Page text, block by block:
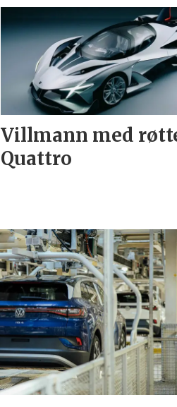
Villmann med
Quattro